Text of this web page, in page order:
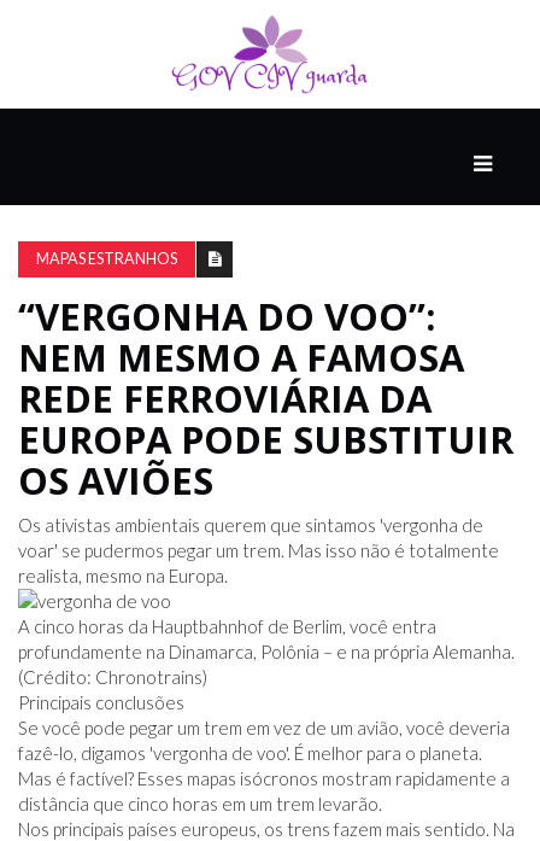
DO
THINK
COMPANHEIRO
COMEÇA
COM
UM
ESTRONDO
MAPAS ESTRANHOS
“VERGONHA DO VOO”:
NEM MESMO A FAMOSA
REDE FERROVIÁRIA DA
EUROPA PODE SUBSTITUIR
OS AVIÕES
Os ativistas ambientais querem que sintamos 'vergonha de
voar' se pudermos pegar um trem. Mas isso não é totalmente
realista, mesmo na Europa.
A cinco horas da Hauptbahnhof de Berlim, você entra
profundamente na Dinamarca, Polônia – e na própria Alemanha.
(Crédito: Chronotrains)
Principais conclusões
Se você pode pegar um trem em vez de um avião, você deveria
fazê-lo, digamos 'vergonha de voo'. É melhor para o planeta.
Mas é factível? Esses mapas isócronos mostram rapidamente a
distância que cinco horas em um trem levarão.
Nos principais países europeus, os trens fazem mais sentido. Na